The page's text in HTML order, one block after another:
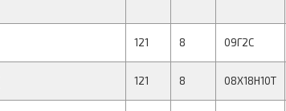
121 8 09Г2С
121 8 08Х18Н10Т